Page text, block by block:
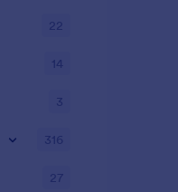
22
14
3
316
27